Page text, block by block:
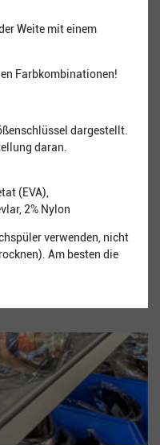
Weite mit einem
Farbkombinationen!
dargestellt.
daran.
(EVA),
2% Nylon
verwenden, nicht
Am besten die